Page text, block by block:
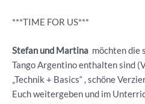
***TIME FOR US***
Stefan und Martina möchten die
Tango Argentino enthalten sind
„Technik + Basics“ , schöne
Euch weitergeben und im